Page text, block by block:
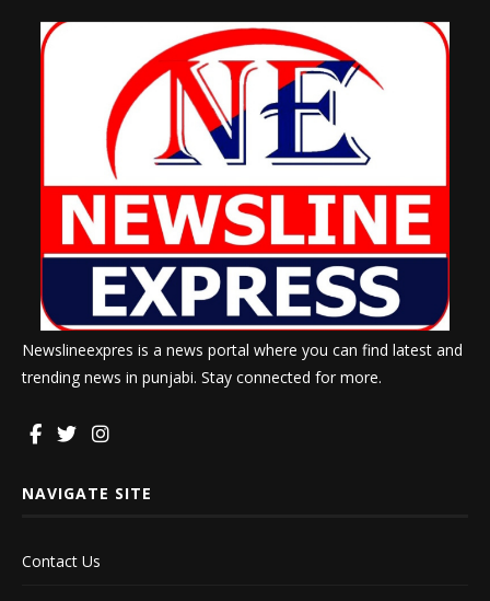
Newslineexpres is a news portal where you can find latest and
trending news in punjabi. Stay connected for more.
NAVIGATE SITE
Contact Us